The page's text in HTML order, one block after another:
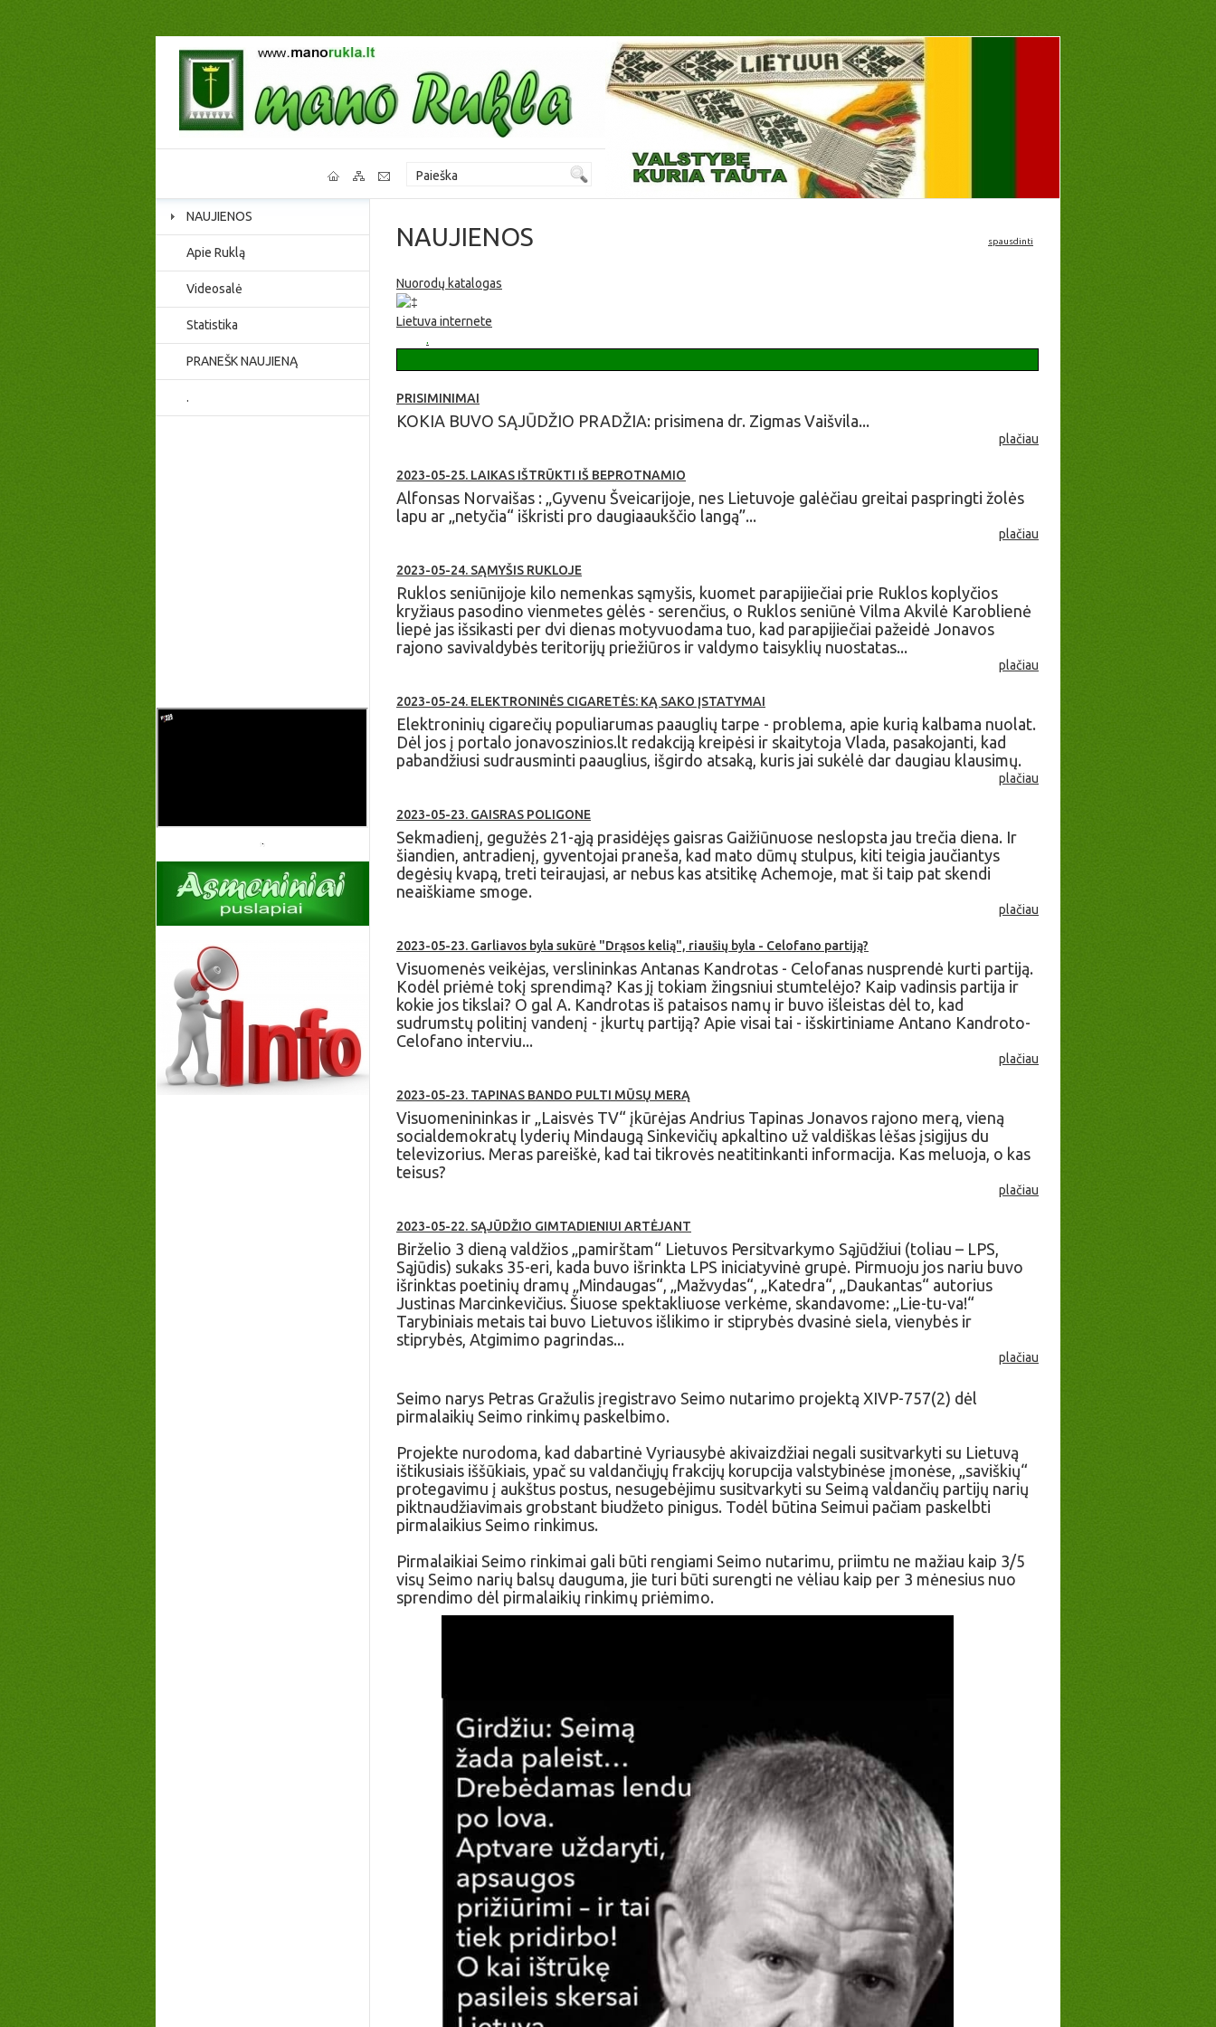
NAUJIENOS
Apie Ruklą
Videosalė
Statistika
PRANEŠK NAUJIENĄ
.
NAUJIENOS spausdinti
Nuorodų katalogas
Lietuva internete
.
PRISIMINIMAI
KOKIA BUVO SĄJŪDŽIO PRADŽIA: prisimena dr. Zigmas Vaišvila...
plačiau
2023-05-25. LAIKAS IŠTRŪKTI IŠ BEPROTNAMIO
Alfonsas Norvaišas : „Gyvenu Šveicarijoje, nes Lietuvoje galėčiau greitai paspringti žolės
lapu ar „netyčia“ iškristi pro daugiaaukščio langą”...
plačiau
2023-05-24. SĄMYŠIS RUKLOJE
Ruklos seniūnijoje kilo nemenkas sąmyšis, kuomet parapijiečiai prie Ruklos koplyčios
kryžiaus pasodino vienmetes gėlės - serenčius, o Ruklos seniūnė Vilma Akvilė Karoblienė
liepė jas išsikasti per dvi dienas motyvuodama tuo, kad parapijiečiai pažeidė Jonavos
rajono savivaldybės teritorijų priežiūros ir valdymo taisyklių nuostatas...
plačiau
2023-05-24. ELEKTRONINĖS CIGARETĖS: KĄ SAKO ĮSTATYMAI
Elektroninių cigarečių populiarumas paauglių tarpe - problema, apie kurią kalbama nuolat.
Dėl jos į portalo jonavoszinios.lt redakciją kreipėsi ir skaitytoja Vlada, pasakojanti, kad
pabandžiusi sudrausminti paauglius, išgirdo atsaką, kuris jai sukėlė dar daugiau klausimų.
plačiau
2023-05-23. GAISRAS POLIGONE
Sekmadienį, gegužės 21-ąją prasidėjęs gaisras Gaižiūnuose neslopsta jau trečia diena. Ir
šiandien, antradienį, gyventojai praneša, kad mato dūmų stulpus, kiti teigia jaučiantys
degėsių kvapą, treti teiraujasi, ar nebus kas atsitikę Achemoje, mat ši taip pat skendi
neaiškiame smoge.
plačiau
2023-05-23. Garliavos byla sukūrė "Drąsos kelią", riaušių byla - Celofano partiją?
Visuomenės veikėjas, verslininkas Antanas Kandrotas - Celofanas nusprendė kurti partiją.
Kodėl priėmė tokį sprendimą? Kas jį tokiam žingsniui stumtelėjo? Kaip vadinsis partija ir
kokie jos tikslai? O gal A. Kandrotas iš pataisos namų ir buvo išleistas dėl to, kad
sudrumstų politinį vandenį - įkurtų partiją? Apie visai tai - išskirtiniame Antano Kandroto-
Celofano interviu...
plačiau
2023-05-23. TAPINAS BANDO PULTI MŪSŲ MERĄ
Visuomenininkas ir „Laisvės TV“ įkūrėjas Andrius Tapinas Jonavos rajono merą, vieną
socialdemokratų lyderių Mindaugą Sinkevičių apkaltino už valdiškas lėšas įsigijus du
televizorius. Meras pareiškė, kad tai tikrovės neatitinkanti informacija. Kas meluoja, o kas
teisus?
plačiau
2023-05-22. SĄJŪDŽIO GIMTADIENIUI ARTĖJANT
Birželio 3 dieną valdžios „pamirštam“ Lietuvos Persitvarkymo Sąjūdžiui (toliau – LPS,
Sąjūdis) sukaks 35-eri, kada buvo išrinkta LPS iniciatyvinė grupė. Pirmuoju jos nariu buvo
išrinktas poetinių dramų „Mindaugas“, „Mažvydas“, „Katedra“, „Daukantas“ autorius
Justinas Marcinkevičius. Šiuose spektakliuose verkėme, skandavome: „Lie-tu-va!“
Tarybiniais metais tai buvo Lietuvos išlikimo ir stiprybės dvasinė siela, vienybės ir
stiprybės, Atgimimo pagrindas...
plačiau
Seimo narys Petras Gražulis įregistravo Seimo nutarimo projektą XIVP-757(2) dėl
pirmalaikių Seimo rinkimų paskelbimo.
Projekte nurodoma, kad dabartinė Vyriausybė akivaizdžiai negali susitvarkyti su Lietuvą
ištikusiais iššūkiais, ypač su valdančiųjų frakcijų korupcija valstybinėse įmonėse, „saviškių“
protegavimu į aukštus postus, nesugebėjimu susitvarkyti su Seimą valdančių partijų narių
piktnaudžiavimais grobstant biudžeto pinigus. Todėl būtina Seimui pačiam paskelbti
pirmalaikius Seimo rinkimus.
Pirmalaikiai Seimo rinkimai gali būti rengiami Seimo nutarimu, priimtu ne mažiau kaip 3/5
visų Seimo narių balsų dauguma, jie turi būti surengti ne vėliau kaip per 3 mėnesius nuo
sprendimo dėl pirmalaikių rinkimų priėmimo.